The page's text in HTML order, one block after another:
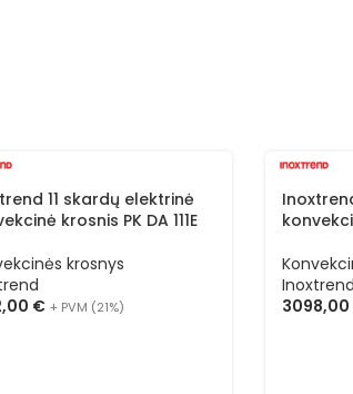
11 skardų elektrinė
krosnis PK DA 111E
krosnys
€ + PVM (21%)
Inoxtrend
3098,00